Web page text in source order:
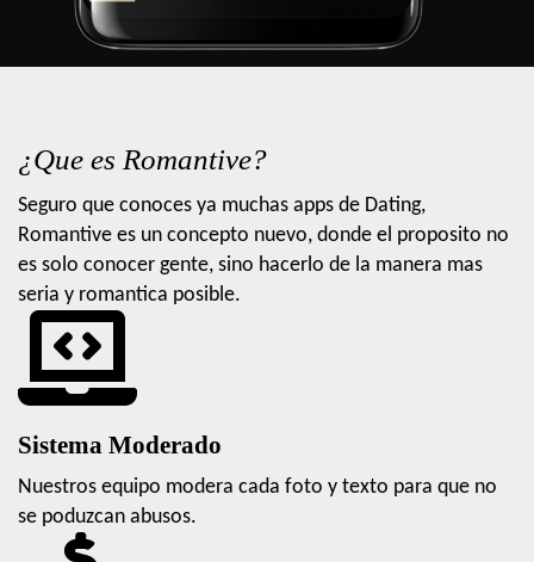
¿Que es Romantive?
Seguro que conoces ya muchas apps de Dating,
Romantive es un concepto nuevo, donde el proposito no
es solo conocer gente, sino hacerlo de la manera mas
seria y romantica posible.
Sistema Moderado
Nuestros equipo modera cada foto y texto para que no
se poduzcan abusos.